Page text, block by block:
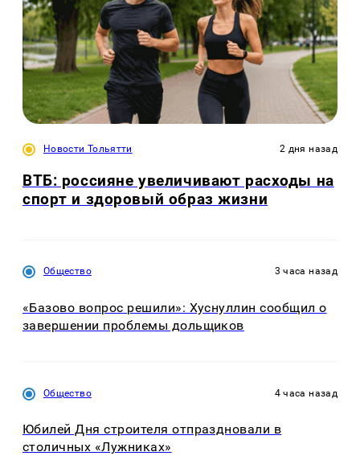
Новости Тольятти 2 дня назад
ВТБ: россияне увеличивают расходы на
спорт и здоровый образ жизни
Общество 3 часа назад
«Базово вопрос решили»: Хуснуллин сообщил о
завершении проблемы дольщиков
Общество 4 часа назад
Юбилей Дня строителя отпраздновали в
столичных «Лужниках»